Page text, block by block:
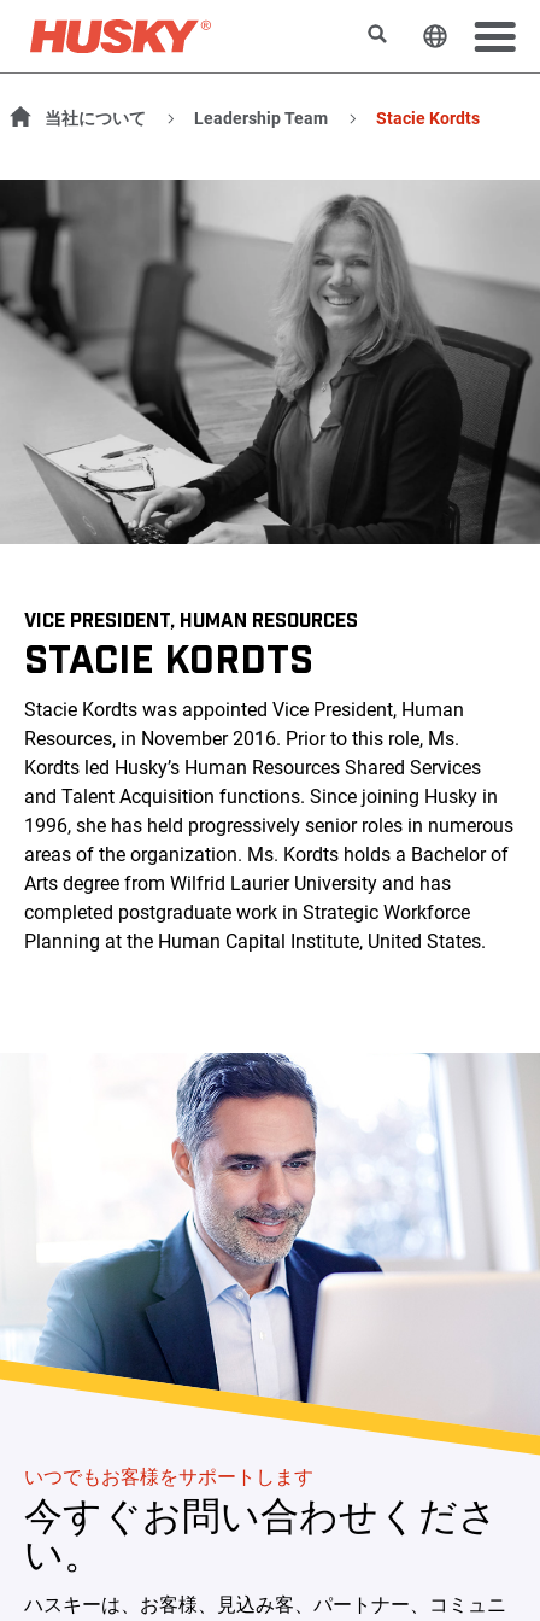
SearchChange
当社について Leadership Team Stacie Kordts
VICE PRESIDENT, HUMAN RESOURCES
STACIE KORDTS
Stacie Kordts was appointed Vice President, Human
Resources, in November 2016. Prior to this role, Ms.
Kordts led Husky’s Human Resources Shared Services
and Talent Acquisition functions. Since joining Husky in
1996, she has held progressively senior roles in numerous
areas of the organization. Ms. Kordts holds a Bachelor of
Arts degree from Wilfrid Laurier University and has
completed postgraduate work in Strategic Workforce
Planning at the Human Capital Institute, United States.
いつでもお客様をサポートします
今すぐお問い合わせくださ
い。
ハスキーは、お客様、見込み客、パートナー、コミュニ